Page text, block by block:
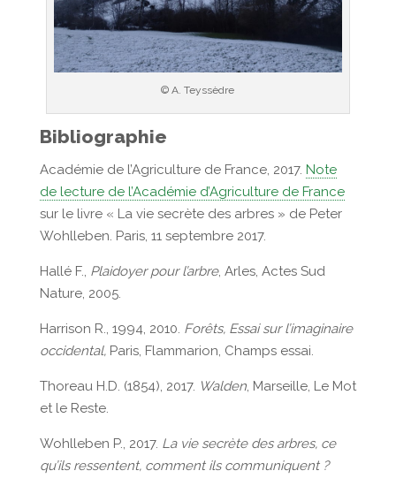
© A. Teyssèdre
Bibliographie
Académie de l’Agriculture de France, 2017. Note
de lecture de l’Académie d’Agriculture de France
sur le livre « La vie secrète des arbres » de Peter
Wohlleben. Paris, 11 septembre 2017.
Hallé F., Plaidoyer pour l’arbre, Arles, Actes Sud
Nature, 2005.
Harrison R., 1994, 2010. Forêts, Essai sur l’imaginaire
occidental,Paris, Flammarion, Champs essai.
Thoreau H.D. (1854), 2017. Walden, Marseille, Le Mot
et le Reste.
Wohlleben P., 2017. La vie secrète des arbres, ce
qu’ils ressentent, comment ils communiquent ?